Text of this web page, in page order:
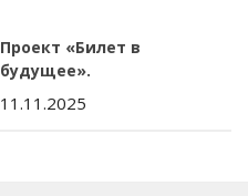
Проект «Билет в
будущее».
11.11.2025